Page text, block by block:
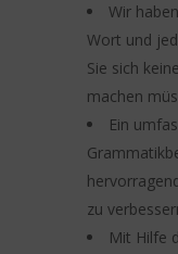
Wir
Wort und
Sie sich
machen
Ein
zu
Mit Hilfe